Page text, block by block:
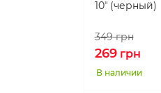
10ʼʼ (черный)
349грн
269грн
В наличии